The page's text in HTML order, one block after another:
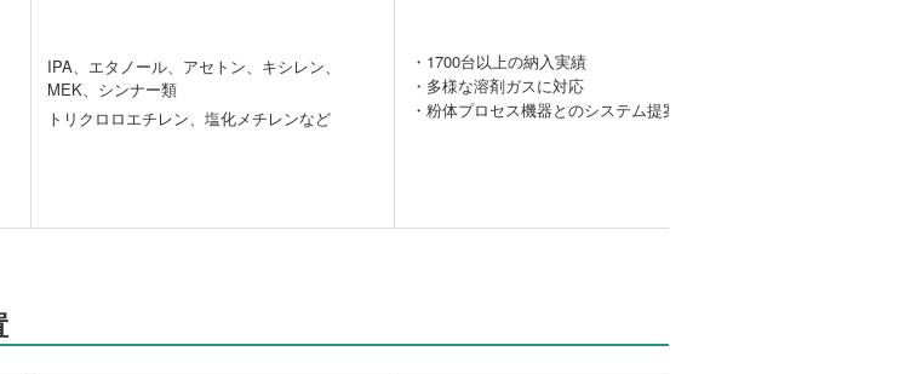
IPA、エタノール、アセトン、キシレン、
MEK、シンナー類
トリクロロエチレン、塩化メチレンなど
・1700台以上の納入実績
・多様な溶剤ガスに対応
・粉体プロセス機器とのシステム提案